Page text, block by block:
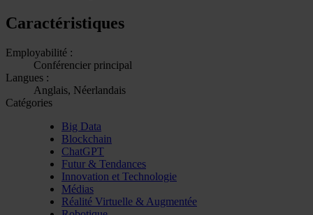
Caractéristiques
Employabilité :
Conférencier principal
Langues :
Anglais, Néerlandais
Catégories
Big Data
Blockchain
ChatGPT
Futur & Tendances
Innovation et Technologie
Médias
Réalité Virtuelle & Augmentée